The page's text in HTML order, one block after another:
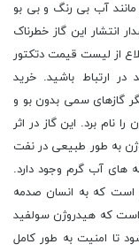
مانند آب بی رنگ و بی بو
انتشار این گاز خطرناک
از لیست قیمت دتکتور
در ارتباط باشید. خرید
گازهای سمی بدون بو و
نام برد. این گاز در اثر
به طور طبیعی در نفت
های آب گرم وجود دارد.
است که به انسان صدمه
است که هیدروژن سولفید
تا امنیت به طور کامل